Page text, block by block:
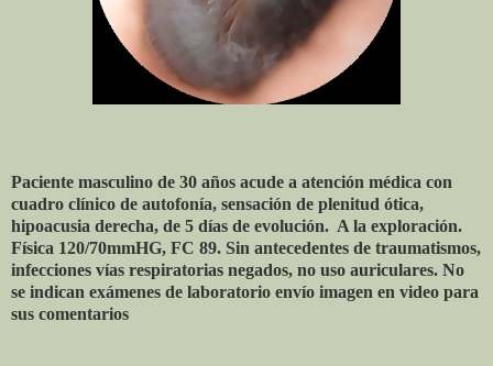
Paciente masculino de 30 años acude a atención médica con
cuadro clínico de autofonía, sensación de plenitud ótica,
hipoacusia derecha, de 5 días de evolución. A la exploración.
Física 120/70mmHG, FC 89. Sin antecedentes de traumatismos,
infecciones vías respiratorias negados, no uso auriculares. No
se indican exámenes de laboratorio envío imagen en video para
sus comentarios